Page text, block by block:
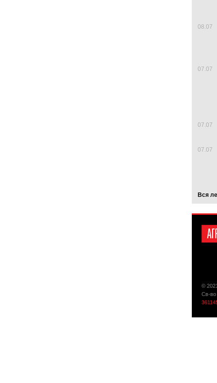
08.07
07.07
07.07
07.07
Вся
©
Св-во